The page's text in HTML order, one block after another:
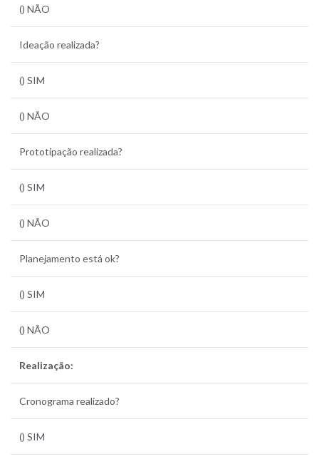
() NÃO
Ideação realizada?
() SIM
() NÃO
Prototipação realizada?
() SIM
() NÃO
Planejamento está ok?
() SIM
() NÃO
Realização:
Cronograma realizado?
() SIM